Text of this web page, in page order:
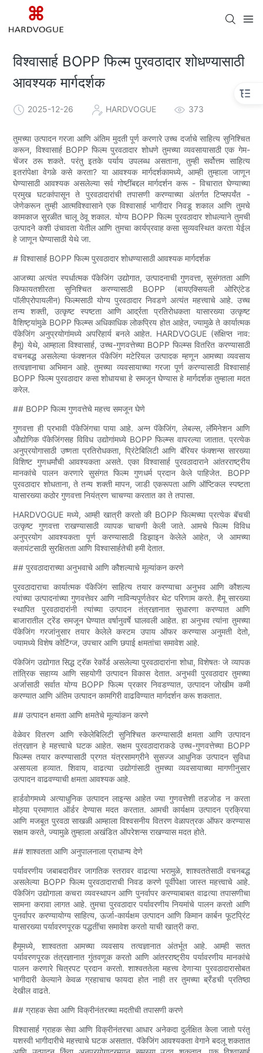
विश्वासार्ह BOPP फिल्म पुरवठादार शोधण्यासाठी
आवश्यक मार्गदर्शक
2025-12-26 HARDVOGUE 373
तुमच्या उत्पादन गरजा आणि अंतिम मुदती पूर्ण करणारे उच्च दर्जाचे साहित्य सुनिश्चित
करून, विश्वासार्ह BOPP फिल्म पुरवठादार शोधणे तुमच्या व्यवसायासाठी एक गेम-
चेंजर ठरू शकते. परंतु इतके पर्याय उपलब्ध असताना, तुम्ही सर्वोत्तम साहित्य
इतरांपेक्षा वेगळे कसे करता? या आवश्यक मार्गदर्शकामध्ये, आम्ही तुम्हाला जाणून
घेण्यासाठी आवश्यक असलेल्या सर्व गोष्टींबद्दल मार्गदर्शन करू - विचारात घेण्याच्या
प्रमुख घटकांपासून ते पुरवठादारांची तपासणी करण्याच्या अंतर्गत टिप्सपर्यंत -
जेणेकरून तुम्ही आत्मविश्वासाने एक विश्वासार्ह भागीदार निवडू शकाल आणि तुमचे
कामकाज सुरळीत चालू ठेवू शकाल. योग्य BOPP फिल्म पुरवठादार शोधल्याने तुमची
उत्पादने कशी उंचावता येतील आणि तुमचा कार्यप्रवाह कसा सुव्यवस्थित करता येईल
हे जाणून घेण्यासाठी येथे जा.
# विश्वासार्ह BOPP फिल्म पुरवठादार शोधण्यासाठी आवश्यक मार्गदर्शक
आजच्या अत्यंत स्पर्धात्मक पॅकेजिंग उद्योगात, उत्पादनाची गुणवत्ता, सुसंगतता आणि
किफायतशीरता सुनिश्चित करण्यासाठी BOPP (बायएक्सियली ओरिएंटेड
पॉलीप्रोपायलीन) फिल्मसाठी योग्य पुरवठादार निवडणे अत्यंत महत्त्वाचे आहे. उच्च
तन्य शक्ती, उत्कृष्ट स्पष्टता आणि आर्द्रता प्रतिरोधकता यासारख्या उत्कृष्ट
वैशिष्ट्यांमुळे BOPP फिल्म्स अधिकाधिक लोकप्रिय होत आहेत, ज्यामुळे ते कार्यात्मक
पॅकेजिंग अनुप्रयोगांमध्ये अपरिहार्य बनले आहेत. HARDVOGUE (संक्षिप्त नाव:
हैमू) येथे, आम्हाला विश्वासार्ह, उच्च-गुणवत्तेच्या BOPP फिल्म्स वितरित करण्यासाठी
वचनबद्ध असलेल्या फंक्शनल पॅकेजिंग मटेरियल उत्पादक म्हणून आमच्या व्यवसाय
तत्वज्ञानाचा अभिमान आहे. तुमच्या व्यवसायाच्या गरजा पूर्ण करण्यासाठी विश्वासार्ह
BOPP फिल्म पुरवठादार कसा शोधायचा हे समजून घेण्यास हे मार्गदर्शक तुम्हाला मदत
करेल.
## BOPP फिल्म गुणवत्तेचे महत्त्व समजून घेणे
गुणवत्ता ही प्रभावी पॅकेजिंगचा पाया आहे. अन्न पॅकेजिंग, लेबल्स, लॅमिनेशन आणि
औद्योगिक पॅकेजिंगसह विविध उद्योगांमध्ये BOPP फिल्म्स वापरल्या जातात. प्रत्येक
अनुप्रयोगासाठी उष्णता प्रतिरोधकता, प्रिंटेबिलिटी आणि बॅरियर फंक्शन्स सारख्या
विशिष्ट गुणधर्मांची आवश्यकता असते. एका विश्वासार्ह पुरवठादाराने आंतरराष्ट्रीय
मानकांचे पालन करणारे सुसंगत फिल्म गुणधर्म प्रदान केले पाहिजेत. BOPP
पुरवठादार शोधताना, ते तन्य शक्ती मापन, जाडी एकरूपता आणि ऑप्टिकल स्पष्टता
यासारख्या कठोर गुणवत्ता नियंत्रण चाचण्या करतात का ते तपासा.
HARDVOGUE मध्ये, आम्ही खात्री करतो की BOPP फिल्मच्या प्रत्येक बॅचची
उत्कृष्ट गुणवत्ता राखण्यासाठी व्यापक चाचणी केली जाते. आमचे फिल्म विविध
अनुप्रयोग आवश्यकता पूर्ण करण्यासाठी डिझाइन केलेले आहेत, जे आमच्या
क्लायंटसाठी सुरक्षितता आणि विश्वासार्हतेची हमी देतात.
## पुरवठादाराच्या अनुभवाचे आणि कौशल्याचे मूल्यांकन करणे
पुरवठादाराचा कार्यात्मक पॅकेजिंग साहित्य तयार करण्याचा अनुभव आणि कौशल्य
त्यांच्या उत्पादनांच्या गुणवत्तेवर आणि नाविन्यपूर्णतेवर थेट परिणाम करते. हैमू सारख्या
स्थापित पुरवठादारांनी त्यांच्या उत्पादन तंत्रज्ञानात सुधारणा करण्यात आणि
बाजारातील ट्रेंड समजून घेण्यात वर्षानुवर्षे घालवली आहेत. हा अनुभव त्यांना तुमच्या
पॅकेजिंग गरजांनुसार तयार केलेले कस्टम उपाय ऑफर करण्यास अनुमती देतो,
ज्यामध्ये विशेष कोटिंग्ज, उपचार आणि छपाई क्षमतांचा समावेश आहे.
पॅकेजिंग उद्योगात सिद्ध ट्रॅक रेकॉर्ड असलेल्या पुरवठादारांना शोधा, विशेषतः जे व्यापक
तांत्रिक सहाय्य आणि सहयोगी उत्पादन विकास देतात. अनुभवी पुरवठादार तुमच्या
अर्जासाठी सर्वात योग्य BOPP फिल्म प्रकार निवडण्यात, उत्पादन जोखीम कमी
करण्यात आणि अंतिम उत्पादन कामगिरी वाढविण्यात मार्गदर्शन करू शकतात.
## उत्पादन क्षमता आणि क्षमतेचे मूल्यांकन करणे
वेळेवर वितरण आणि स्केलेबिलिटी सुनिश्चित करण्यासाठी क्षमता आणि उत्पादन
तंत्रज्ञान हे महत्त्वाचे घटक आहेत. सक्षम पुरवठादाराकडे उच्च-गुणवत्तेच्या BOPP
फिल्म्स तयार करण्यासाठी प्रगत यंत्रसामग्रीने सुसज्ज आधुनिक उत्पादन सुविधा
असायला हव्यात. शिवाय, वाढत्या उद्योगांसाठी तुमच्या व्यवसायाच्या मागणीनुसार
उत्पादन वाढवण्याची क्षमता आवश्यक आहे.
हार्डवोगमध्ये अत्याधुनिक उत्पादन लाइन्स आहेत ज्या गुणवत्तेशी तडजोड न करता
मोठ्या प्रमाणात ऑर्डर देण्यास मदत करतात. आमची कार्यक्षम उत्पादन प्रक्रिया
आणि मजबूत पुरवठा साखळी आम्हाला विश्वसनीय वितरण वेळापत्रक ऑफर करण्यास
सक्षम करते, ज्यामुळे तुम्हाला अखंडित ऑपरेशन्स राखण्यास मदत होते.
## शाश्वतता आणि अनुपालनाला प्राधान्य देणे
पर्यावरणीय जबाबदारीवर जागतिक स्तरावर वाढत्या भरामुळे, शाश्वततेसाठी वचनबद्ध
असलेल्या BOPP फिल्म पुरवठादाराची निवड करणे पूर्वीपेक्षा जास्त महत्त्वाचे आहे.
पॅकेजिंग उद्योगाला कचरा व्यवस्थापन आणि पुनर्वापर करण्याबाबत वाढत्या तपासणीचा
सामना करावा लागत आहे. तुमचा पुरवठादार पर्यावरणीय नियमांचे पालन करतो आणि
पुनर्वापर करण्यायोग्य साहित्य, ऊर्जा-कार्यक्षम उत्पादन आणि किमान कार्बन फूटप्रिंट
यासारख्या पर्यावरणपूरक पद्धतींचा समावेश करतो याची खात्री करा.
हैमूमध्ये, शाश्वतता आमच्या व्यवसाय तत्वज्ञानात अंतर्भूत आहे. आम्ही सतत
पर्यावरणपूरक तंत्रज्ञानात गुंतवणूक करतो आणि आंतरराष्ट्रीय पर्यावरणीय मानकांचे
पालन करणारे चित्रपट प्रदान करतो. शाश्वततेला महत्त्व देणाऱ्या पुरवठादारासोबत
भागीदारी केल्याने केवळ ग्रहाचाच फायदा होत नाही तर तुमच्या ब्रँडची प्रतिष्ठा
देखील वाढते.
## ग्राहक सेवा आणि विक्रीनंतरच्या मदतीची तपासणी करणे
विश्वासार्ह ग्राहक सेवा आणि विक्रीनंतरचा आधार अनेकदा दुर्लक्षित केला जातो परंतु
यशस्वी भागीदारीचे महत्त्वाचे घटक असतात. पॅकेजिंग आवश्यकता वेगाने बदलू शकतात